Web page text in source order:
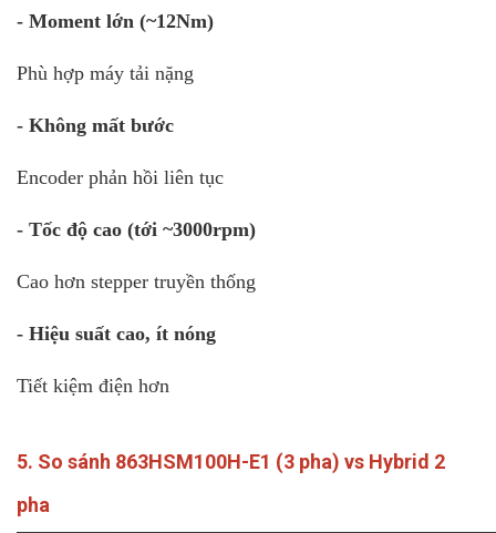
- Moment lớn (~12Nm)
Phù hợp máy tải nặng
- Không mất bước
Encoder phản hồi liên tục
- Tốc độ cao (tới ~3000rpm)
Cao hơn stepper truyền thống
- Hiệu suất cao, ít nóng
Tiết kiệm điện hơn
5. So sánh 863HSM100H-E1 (3 pha) vs Hybrid 2
pha